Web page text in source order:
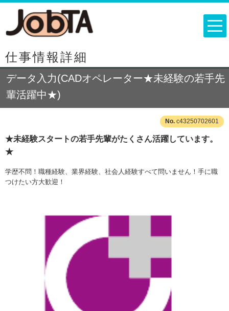
仕事情報詳細
データ入力(CADオペレーター★未経験の若手先
輩活躍中★)
c43250702601
★未経験スタートの若手先輩がたくさん活躍しています。
★
学歴不問！職種経験、業界経験、社会人経験すべて問いません！手に職
つけたい方大歓迎！